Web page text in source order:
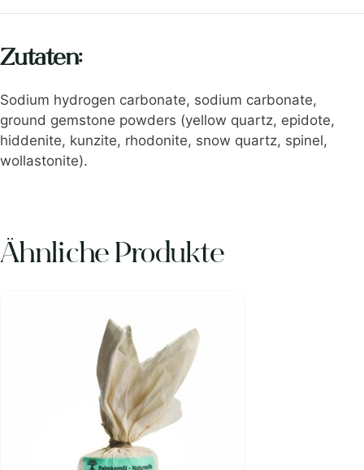
Zutaten:
Sodium hydrogen carbonate, sodium carbonate,
ground gemstone powders (yellow quartz, epidote,
hiddenite, kunzite, rhodonite, snow quartz, spinel,
wollastonite).
Ähnliche Produkte